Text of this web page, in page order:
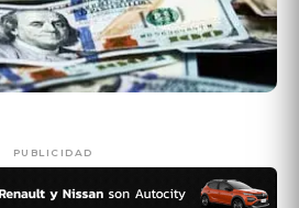
PUBLICIDAD